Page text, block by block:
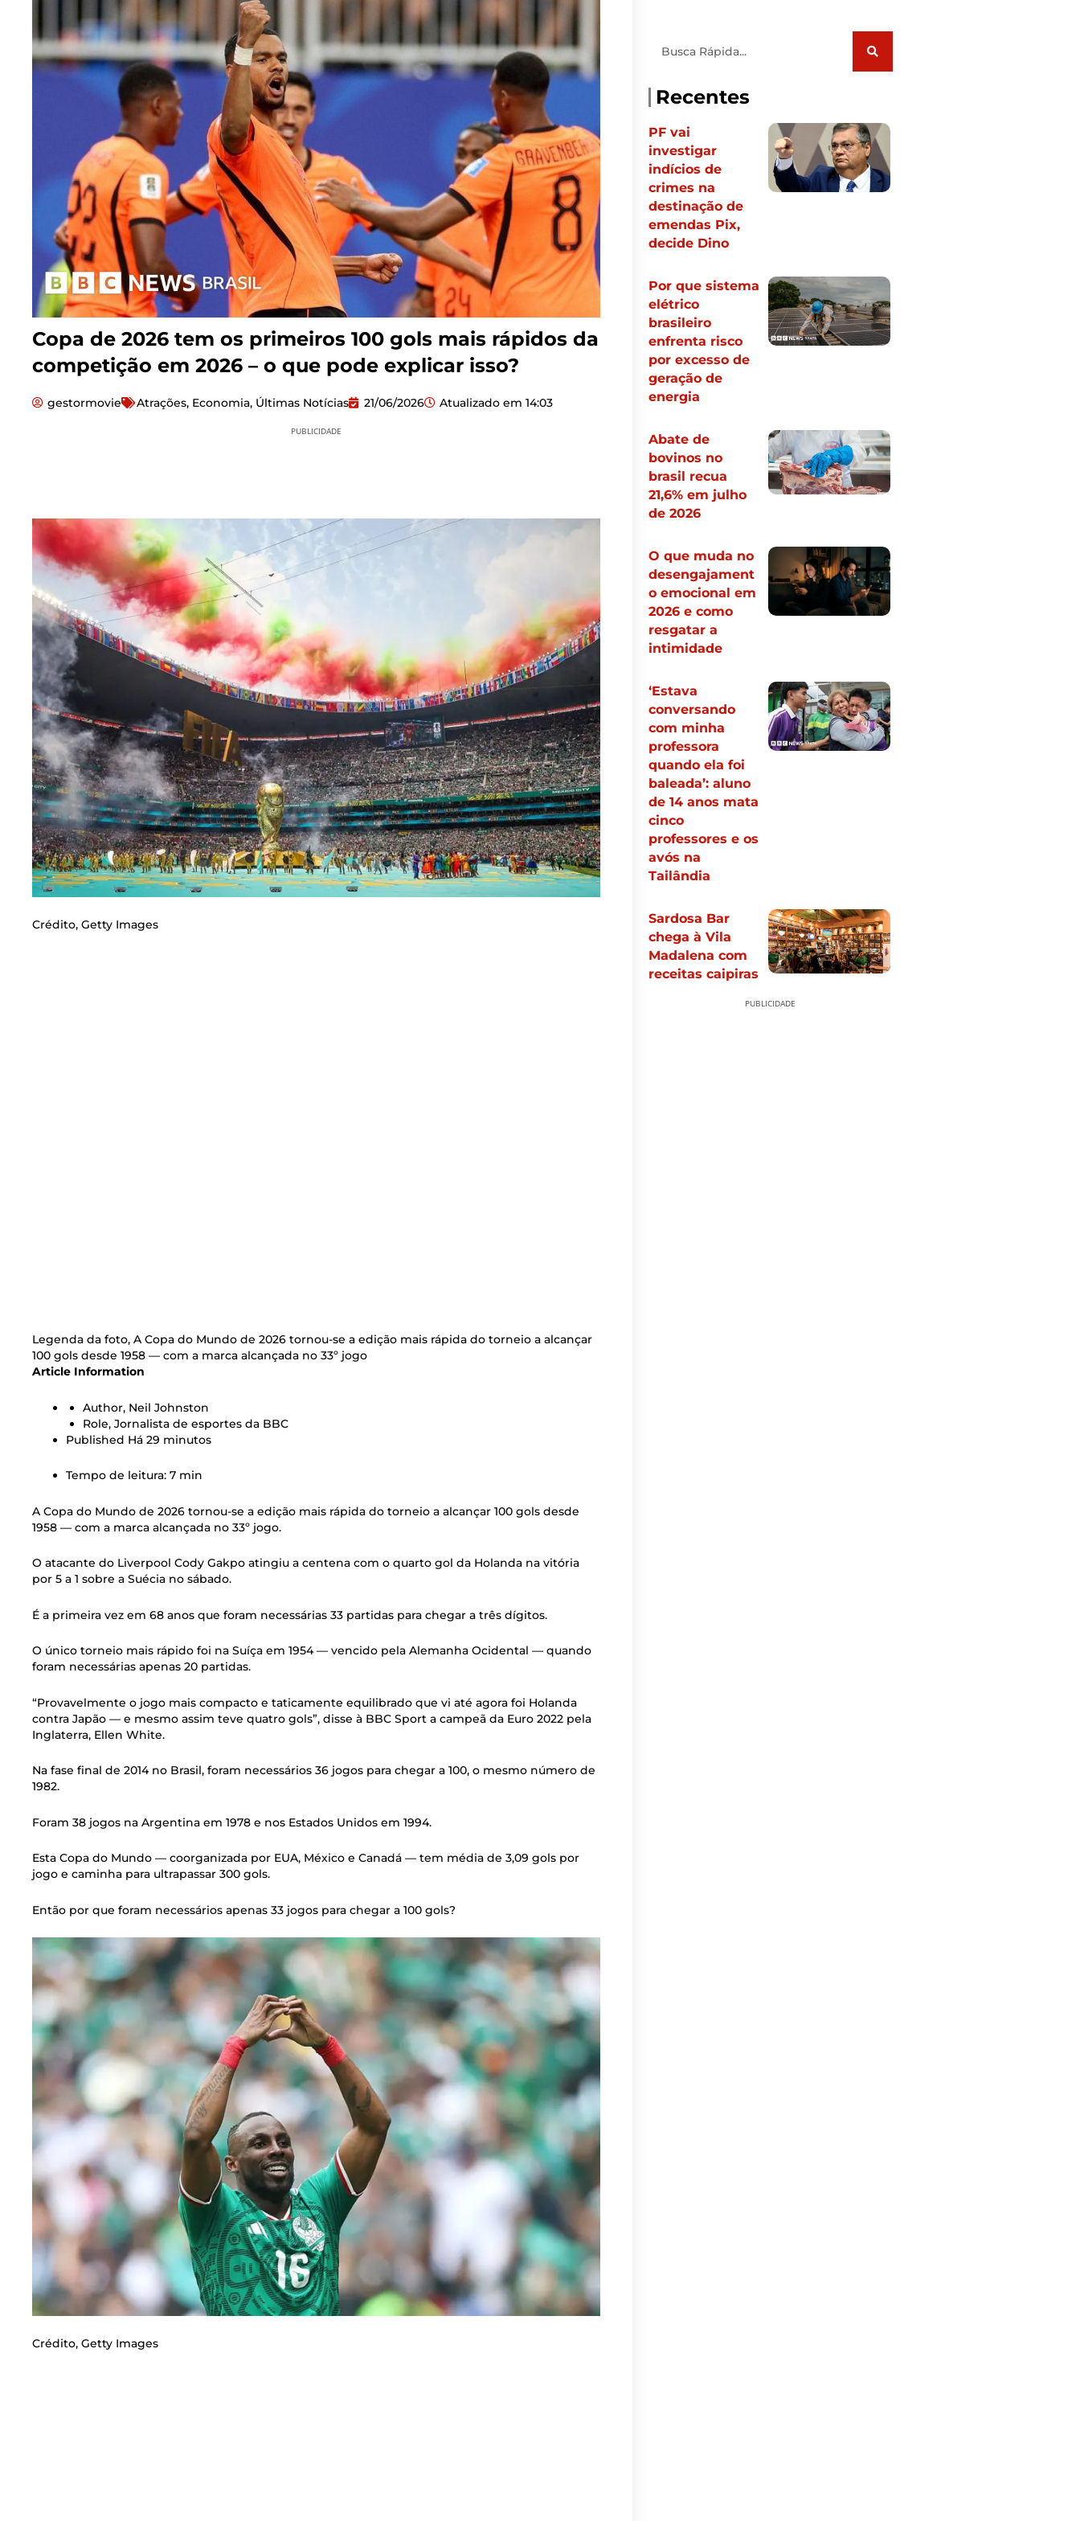
Copa de 2026 tem os primeiros 100 gols mais rápidos da
competição em 2026 – o que pode explicar isso?
gestormovie Atrações, Economia, Últimas Notícias 21/06/2026 Atualizado em 14:03
PUBLICIDADE
Crédito, Getty Images
Legenda da foto, A Copa do Mundo de 2026 tornou-se a edição mais rápida do torneio a alcançar
100 gols desde 1958 — com a marca alcançada no 33º jogo
Article Information
Author, Neil Johnston
Role, Jornalista de esportes da BBC
Published Há 29 minutos
Tempo de leitura: 7 min
A Copa do Mundo de 2026 tornou-se a edição mais rápida do torneio a alcançar 100 gols desde
1958 — com a marca alcançada no 33º jogo.
O atacante do Liverpool Cody Gakpo atingiu a centena com o quarto gol da Holanda na vitória
por 5 a 1 sobre a Suécia no sábado.
É a primeira vez em 68 anos que foram necessárias 33 partidas para chegar a três dígitos.
O único torneio mais rápido foi na Suíça em 1954 — vencido pela Alemanha Ocidental — quando
foram necessárias apenas 20 partidas.
“Provavelmente o jogo mais compacto e taticamente equilibrado que vi até agora foi Holanda
contra Japão — e mesmo assim teve quatro gols”, disse à BBC Sport a campeã da Euro 2022 pela
Inglaterra, Ellen White.
Na fase final de 2014 no Brasil, foram necessários 36 jogos para chegar a 100, o mesmo número de
1982.
Foram 38 jogos na Argentina em 1978 e nos Estados Unidos em 1994.
Esta Copa do Mundo — coorganizada por EUA, México e Canadá — tem média de 3,09 gols por
jogo e caminha para ultrapassar 300 gols.
Então por que foram necessários apenas 33 jogos para chegar a 100 gols?
Crédito, Getty Images
Recentes
PF vai
investigar
indícios de
crimes na
destinação de
emendas Pix,
decide Dino
Por que sistema
elétrico
brasileiro
enfrenta risco
por excesso de
geração de
energia
Abate de
bovinos no
brasil recua
21,6% em julho
de 2026
O que muda no
desengajament
o emocional em
2026 e como
resgatar a
intimidade
‘Estava
conversando
com minha
professora
quando ela foi
baleada’: aluno
de 14 anos mata
cinco
professores e os
avós na
Tailândia
Sardosa Bar
chega à Vila
Madalena com
receitas caipiras
PUBLICIDADE